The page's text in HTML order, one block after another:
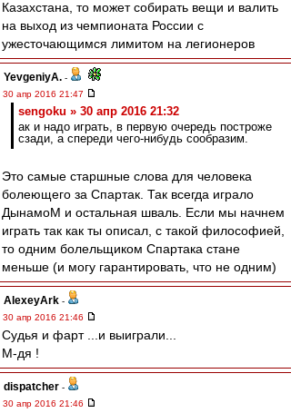
Казахстана, то может собирать вещи и валить
на выход из чемпионата России с
ужесточающимся лимитом на легионеров
YevgeniyA. -
30 апр 2016 21:47
sengoku » 30 апр 2016 21:32
ак и надо играть, в первую очередь построже
сзади, а спереди чего-нибудь сообразим.
Это самые старшные слова для человека
болеющего за Спартак. Так всегда играло
ДынамоМ и остальная шваль. Если мы начнем
играть так как ты описал, с такой философией,
то одним болельщиком Спартака стане
меньше (и могу гарантировать, что не одним)
AlexeyArk -
30 апр 2016 21:46
Судья и фарт ...и выиграли...
М-дя !
dispatcher -
30 апр 2016 21:46